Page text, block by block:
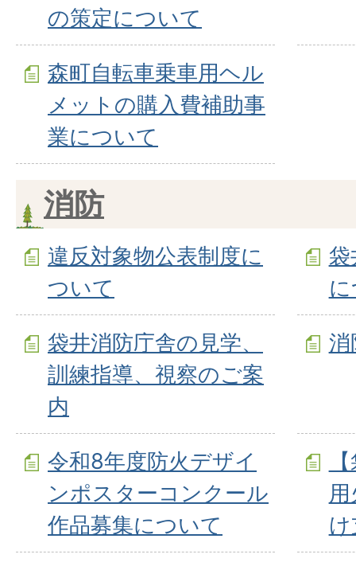
の策定について
森町自転車乗車用ヘル
メットの購入費補助事
業について
消防
違反対象物公表制度に
ついて
袋井消防庁舎の見学、
訓練指導、視察のご案
内
消
令和8年度防火デザイ
ンポスターコンクール
作品募集について